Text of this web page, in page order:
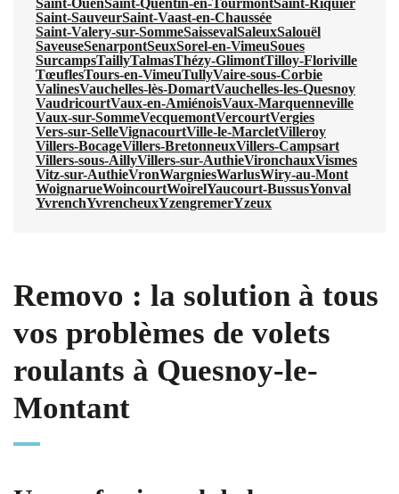
Saint-OuenSaint-Quentin-en-TourmontSaint-Riquier
Saint-SauveurSaint-Vaast-en-Chaussée
Saint-Valery-sur-SommeSaissevalSaleuxSalouël
SaveuseSenarpontSeuxSorel-en-VimeuSoues
SurcampsTaillyTalmasThézy-GlimontTilloy-Floriville
TœuflesTours-en-VimeuTullyVaire-sous-Corbie
ValinesVauchelles-lès-DomartVauchelles-les-Quesnoy
VaudricourtVaux-en-AmiénoisVaux-Marquenneville
Vaux-sur-SommeVecquemontVercourtVergies
Vers-sur-SelleVignacourtVille-le-MarcletVilleroy
Villers-BocageVillers-BretonneuxVillers-Campsart
Villers-sous-AillyVillers-sur-AuthieVironchauxVismes
Vitz-sur-AuthieVronWargniesWarlusWiry-au-Mont
WoignarueWoincourtWoirelYaucourt-BussusYonval
YvrenchYvrencheuxYzengremerYzeux
Removo : la solution à tous
vos problèmes de volets
roulants à Quesnoy-le-
Montant